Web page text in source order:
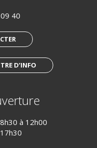
40
D’INFO
à 12h00